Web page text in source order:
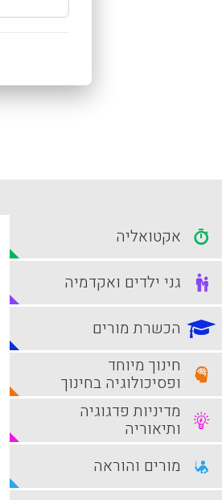
אקטואליה
גני ילדים ואקדמיה
הכשרת מורים
חינוך מיוחד
ופסיכולוגיה בחינוך
מדיניות פדגוגיה
ותיאוריה
מורים והוראה